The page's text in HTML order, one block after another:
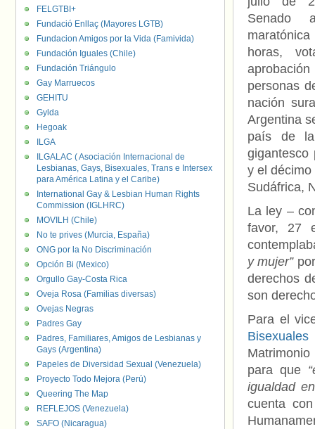
Senado
horas,
personas
nación
Argentina
país de
gigantesco
y el
Sudáfrica,
La ley –
favor, 27
y mujer”
derechos
son
Para el
para que
igualdad
cuenta
FELGTBI+
Fundació Enllaç (Mayores LGTB)
Fundacion Amigos por la Vida (Famivida)
Fundación Iguales (Chile)
Fundación Triángulo
Gay Marruecos
GEHITU
Gylda
Hegoak
ILGA
ILGALAC ( Asociación Internacional de
Lesbianas, Gays, Bisexuales, Trans e Intersex
para América Latina y el Caribe)
International Gay & Lesbian Human Rights
Commission (IGLHRC)
MOVILH (Chile)
No te prives (Murcia, España)
ONG por la No Discriminación
Opción Bi (Mexico)
Orgullo Gay-Costa Rica
Oveja Rosa (Familias diversas)
Ovejas Negras
Padres Gay
Padres, Familiares, Amigos de Lesbianas y
Gays (Argentina)
Papeles de Diversidad Sexual (Venezuela)
Proyecto Todo Mejora (Perú)
Queering The Map
REFLEJOS (Venezuela)
SAFO (Nicaragua)